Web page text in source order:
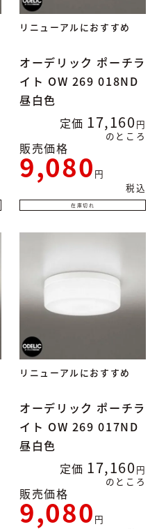
リニューアルにおすすめ
オーデリック ポーチラ
イト OW 269 018ND
昼白色
定価 17,160
のところ
販売価格
9,080
税込
在庫切れ
リニューアルにおすすめ
オーデリック ポーチラ
イト OW 269 017ND
昼白色
定価 17,160
のところ
販売価格
9,080